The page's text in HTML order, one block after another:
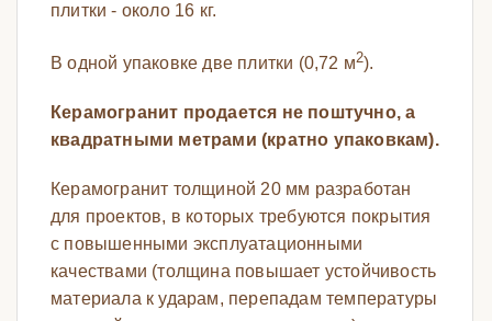
плитки - около 16 кг.
В одной упаковке две плитки (0,72 м2).
Керамогранит продается не поштучно, а
квадратными метрами (кратно упаковкам).
Керамогранит толщиной 20 мм разработан
для проектов, в которых требуются покрытия
с повышенными эксплуатационными
качествами (толщина повышает устойчивость
материала к ударам, перепадам температуры